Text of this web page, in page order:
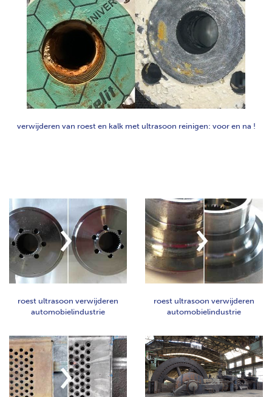
verwijderen van roest en kalk met ultrasoon reinigen: voor en na !
roest ultrasoon verwijderen
automobielindustrie
roest ultrasoon verwijderen
automobielindustrie